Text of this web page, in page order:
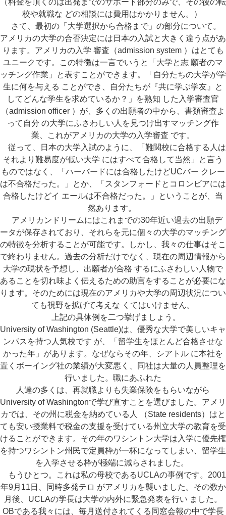
（料金を頂くのは出発までのサポート部分のみで、その後の転
校や就職な どの相談には費用はかかりません。）
さて、最初の「大学選択から合格まで」の部分について。
アメリカの大学の合否決定には日本の入試と大きく違う点があ
ります。アメリカの入学 審査（admission system ）はとても
ユニークです。この特徴は一言でいうと「大学と志 願者のマ
ッチング作業」と表すことができます。「自分たちの大学が学
生に何を与える ことができ、自分たちが『共に学ぶ学友』と
してどんな学生を求めているか？」を熟知 した入学審査官
（admission officer ）が、多くの出願者の中から、書類審査よ
って自分 の大学にふさわしい人を見つけ出すマッチング作
業、これがアメリカの大学の入学審査 です。
従って、日本の大学入試のように、「難関校に合格する人は
それより難易度が低い大学 にはすべて合格して当然」と言う
ものではなく、「ハーバードには合格したけどUCバー クレー
は不合格だった。」とか、「スタンフォードとコロンビアには
合格したけどイ エールは不合格だった。」ということが、当
然あります。
アメリカンドリームにはこれまでの30年近い過去の出願デ
ータが保存されており、それらを元に個々の大学のマッチング
の特徴を分析することが可能です。しかし、我々の仕事はそこ
で終わりません。過去の分析だけでなく、現在の周辺情報から
大学の現状を予想し、出願者が合格 するにふさわしい人物で
あることを切れ味よく伝えるための助言をすることが必要にな
ります。そのためには現在のアメリカや大学の周辺状況につい
ても視野を拡げて考えな くてはいけません。
上記の具体例を二つ挙げましょう。
University of Washington (Seattle)は、優秀な大学で美しいキャ
ンパスを持つ人気校です が、「留学生をほとんど合格させな
かった年」があります。なぜならその年、シアトル に本社を
置くボーイング社の業績が大変悪く、同社は大量の人員整理を
行いました。職にあふれた
人達の多くは、再就職よりも失業保険をもらいながら
University of Washingtonで学び直すことを選びました。アメリ
カでは、その州に税金を納めている人 （State residents）はと
ても安い授業料で税金の支援を受けている州立大学の教育を受
けることができます。その年のワシントン大学は入学に優先権
を持つワシントン州民で定員枠が一杯になってしまい、留学生
を入学させる枠が極端に減らされました。
もうひとつ。これは私の母校であるUCLAの事例です。2001
年9月11日、同時多発テロ がアメリカを襲いました。その数か
月後、UCLAの学長は大学の内外に緊急発表を行い ました。
OBである我々には、毎月送付されてくる同窓会報の中で学長